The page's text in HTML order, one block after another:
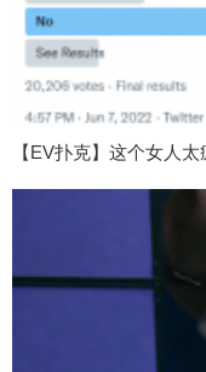
【EV扑克】这个女人